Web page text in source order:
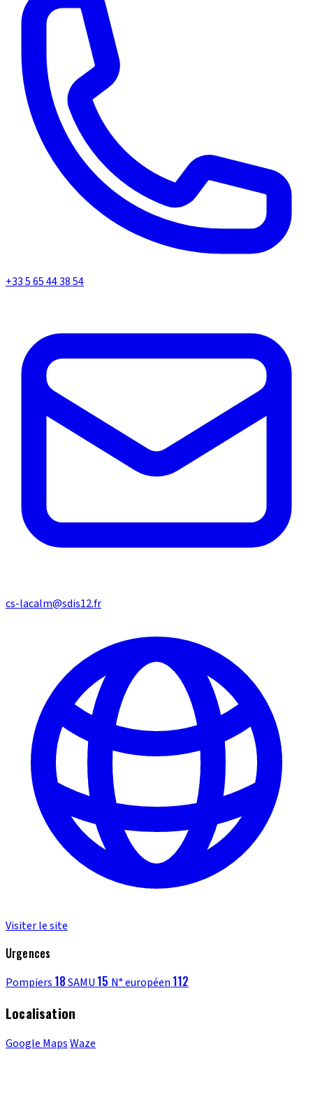
+33 5 65 44 38 54
cs-lacalm@sdis12.fr
Visiter le site
Urgences
Pompiers 18SAMU 15 N° européen 112
Localisation
Google MapsWaze